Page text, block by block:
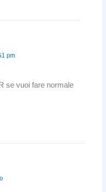
pm
se vuoi fare normale